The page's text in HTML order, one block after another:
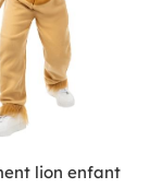
lion enfant